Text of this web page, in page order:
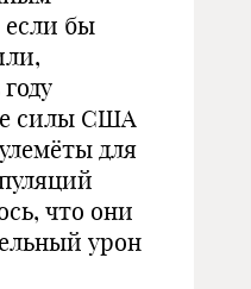
бы
силы США
для
что они
урон